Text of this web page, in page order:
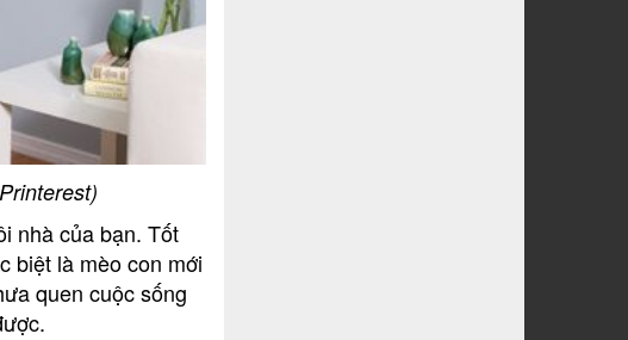
nhà của bạn. Tốt
biệt là mèo con mới
quen cuộc sống